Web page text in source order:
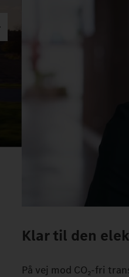
Klar til den
På vej mod CO₂-fri